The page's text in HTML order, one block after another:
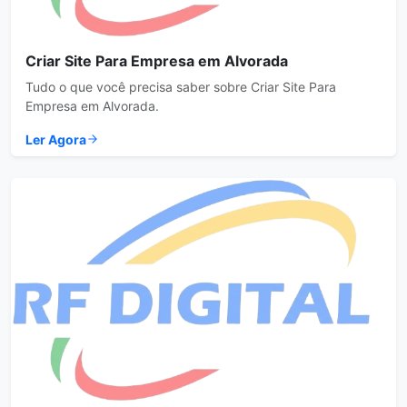
Criar Site Para Empresa em Alvorada
Tudo o que você precisa saber sobre Criar Site Para
Empresa em Alvorada.
Ler Agora